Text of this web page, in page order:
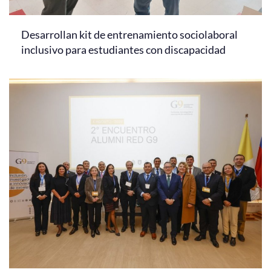
Desarrollan kit de entrenamiento sociolaboral
inclusivo para estudiantes con discapacidad